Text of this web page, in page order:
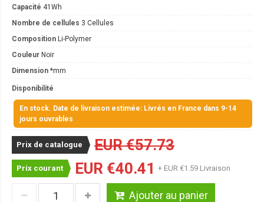
Capacité 41Wh
Nombre de cellules 3 Cellules
Composition Li-Polymer
Couleur Noir
Dimension *mm
Disponibilité
En stock. Date de livraison estimée: Livrés en France dans 9-14
jours ouvrables
Prix de catalogue EUR €57.73
Prix courant EUR €40.41 + EUR €1.59 Livraison
Ajouter au panier